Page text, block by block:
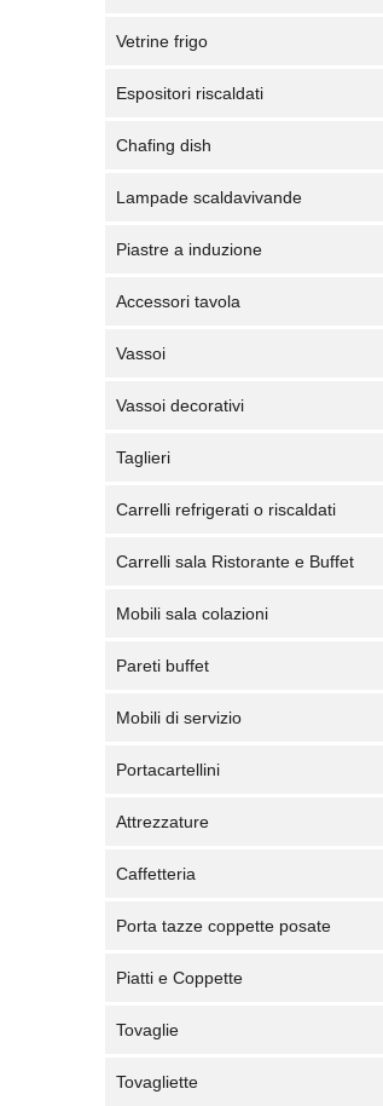
Vetrine frigo
Espositori riscaldati
Chafing dish
Lampade scaldavivande
Piastre a induzione
Accessori tavola
Vassoi
Vassoi decorativi
Taglieri
Carrelli refrigerati o riscaldati
Carrelli sala Ristorante e Buffet
Mobili sala colazioni
Pareti buffet
Mobili di servizio
Portacartellini
Attrezzature
Caffetteria
Porta tazze coppette posate
Piatti e Coppette
Tovaglie
Tovagliette